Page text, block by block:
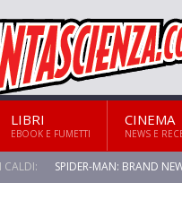
LIBRI
EBOOK E FUMETTI
CINEMA
NEWS E
CALDI: SPIDER-MAN: BRAND